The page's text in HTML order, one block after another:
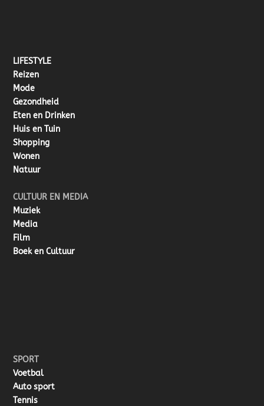
LIFESTYLE
Reizen
Mode
Gezondheid
Eten en Drinken
Huis en Tuin
Shopping
Wonen
Natuur
CULTUUR EN MEDIA
Muziek
Media
Film
Boek en Cultuur
SPORT
Voetbal
Auto sport
Tennis